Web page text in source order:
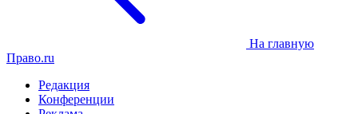
На главную
Право.ru
Редакция
Конференции